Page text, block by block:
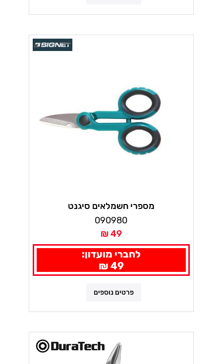
מספרי חשמלאים סיגנט
090980
49 ₪
לחברי מועדון:
49 ₪
פרטים נוספים